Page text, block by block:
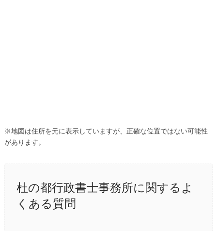
※地図は住所を元に表示していますが、正確な位置ではない可能性
があります。
杜の都行政書士事務所に関するよ
くある質問